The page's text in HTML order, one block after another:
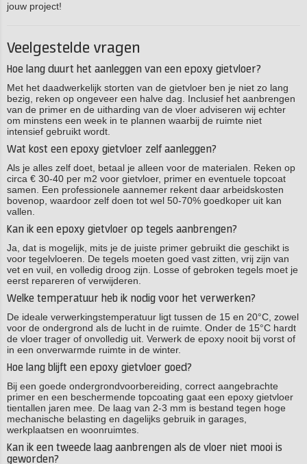
jouw project!
Veelgestelde vragen
Hoe lang duurt het aanleggen van een epoxy gietvloer?
Met het daadwerkelijk storten van de gietvloer ben je niet zo lang
bezig, reken op ongeveer een halve dag. Inclusief het aanbrengen
van de primer en de uitharding van de vloer adviseren wij echter
om minstens een week in te plannen waarbij de ruimte niet
intensief gebruikt wordt.
Wat kost een epoxy gietvloer zelf aanleggen?
Als je alles zelf doet, betaal je alleen voor de materialen. Reken op
circa € 30-40 per m2 voor gietvloer, primer en eventuele topcoat
samen. Een professionele aannemer rekent daar arbeidskosten
bovenop, waardoor zelf doen tot wel 50-70% goedkoper uit kan
vallen.
Kan ik een epoxy gietvloer op tegels aanbrengen?
Ja, dat is mogelijk, mits je de juiste primer gebruikt die geschikt is
voor tegelvloeren. De tegels moeten goed vast zitten, vrij zijn van
vet en vuil, en volledig droog zijn. Losse of gebroken tegels moet je
eerst repareren of verwijderen.
Welke temperatuur heb ik nodig voor het verwerken?
De ideale verwerkingstemperatuur ligt tussen de 15 en 20°C, zowel
voor de ondergrond als de lucht in de ruimte. Onder de 15°C hardt
de vloer trager of onvolledig uit. Verwerk de epoxy nooit bij vorst of
in een onverwarmde ruimte in de winter.
Hoe lang blijft een epoxy gietvloer goed?
Bij een goede ondergrondvoorbereiding, correct aangebrachte
primer en een beschermende topcoating gaat een epoxy gietvloer
tientallen jaren mee. De laag van 2-3 mm is bestand tegen hoge
mechanische belasting en dagelijks gebruik in garages,
werkplaatsen en woonruimtes.
Kan ik een tweede laag aanbrengen als de vloer niet mooi is
geworden?